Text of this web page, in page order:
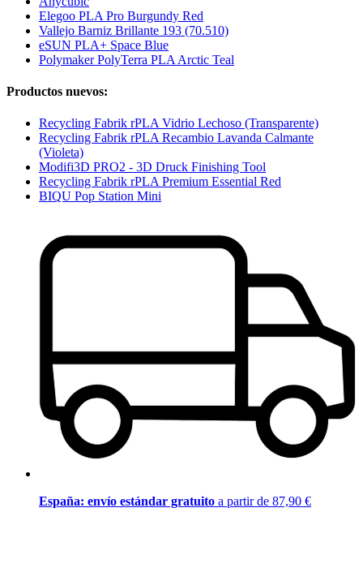
Elegoo PLA Pro Burgundy Red
Vallejo Barniz Brillante 193 (70.510)
eSUN PLA+ Space Blue
Polymaker PolyTerra PLA Arctic Teal
Productos nuevos:
Recycling Fabrik rPLA Vidrio Lechoso (Transparente)
Recycling Fabrik rPLA Recambio Lavanda Calmante
(Violeta)
Modifi3D PRO2 - 3D Druck Finishing Tool
Recycling Fabrik rPLA Premium Essential Red
BIQU Pop Station Mini
España: envío estándar gratuito a partir de 87,90 €